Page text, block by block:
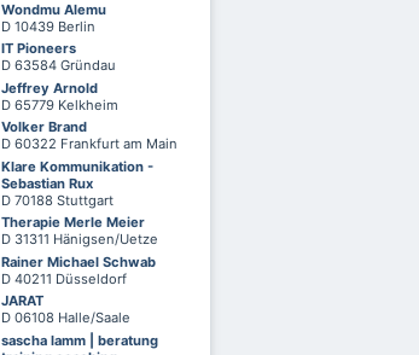
Wondmu Alemu
D 10439 Berlin
IT Pioneers
D 63584 Gründau
Jeffrey Arnold
D 65779 Kelkheim
Volker Brand
D 60322 Frankfurt am Main
Klare Kommunikation -
Sebastian Rux
D 70188 Stuttgart
Therapie Merle Meier
D 31311 Hänigsen/Uetze
Rainer Michael Schwab
D 40211 Düsseldorf
JARAT
D 06108 Halle/Saale
sascha lamm | beratung